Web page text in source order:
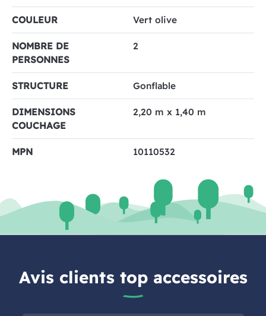
COULEUR Vert olive
NOMBRE DE
PERSONNES
2
STRUCTURE Gonflable
DIMENSIONS
COUCHAGE
2,20 m x 1,40 m
MPN 10110532
Avis clients top accessoires